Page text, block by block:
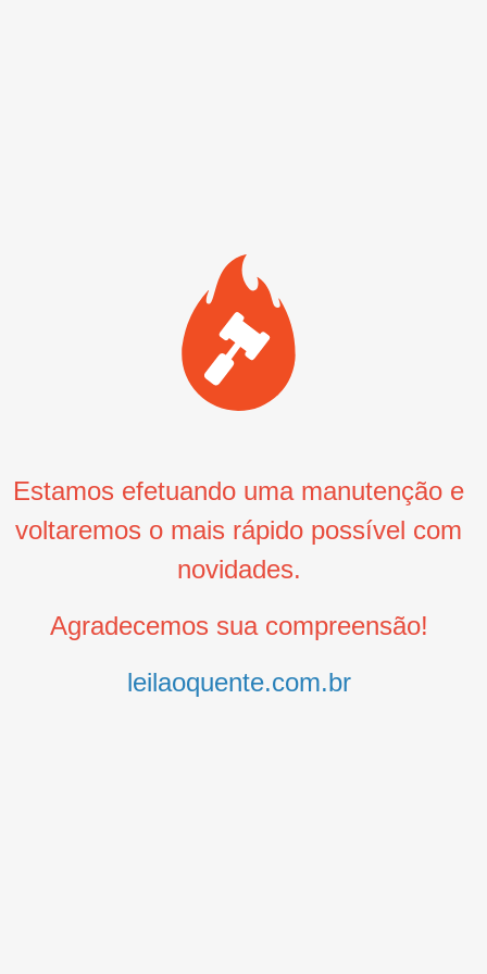
Estamos efetuando uma manutenção e
voltaremos o mais rápido possível com
novidades.
Agradecemos sua compreensão!
leilaoquente.com.br